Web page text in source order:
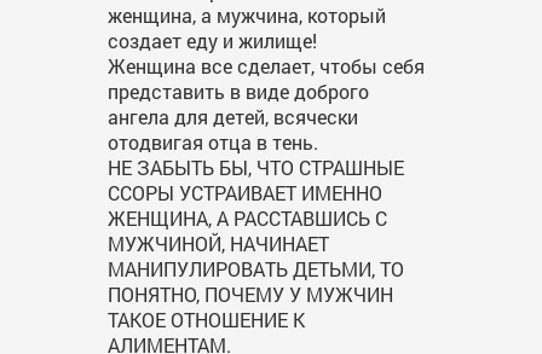
женщина, а мужчина, который
создает еду и жилище!
Женщина все сделает, чтобы себя
представить в виде доброго
ангела для детей, всячески
отодвигая отца в тень.
НЕ ЗАБЫТЬ БЫ, ЧТО СТРАШНЫЕ
ССОРЫ УСТРАИВАЕТ ИМЕННО
ЖЕНЩИНА, А РАССТАВШИСЬ С
МУЖЧИНОЙ, НАЧИНАЕТ
МАНИПУЛИРОВАТЬ ДЕТЬМИ, ТО
ПОНЯТНО, ПОЧЕМУ У МУЖЧИН
ТАКОЕ ОТНОШЕНИЕ К
АЛИМЕНТАМ.